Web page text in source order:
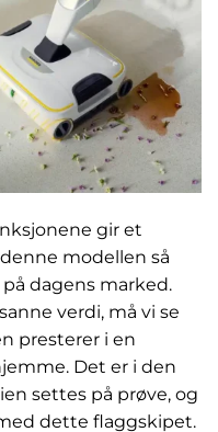
gir et
modellen så
dagens marked.
verdi, må vi se
presterer i en
Det er i den
settes på prøve, og
dette flaggskipet.